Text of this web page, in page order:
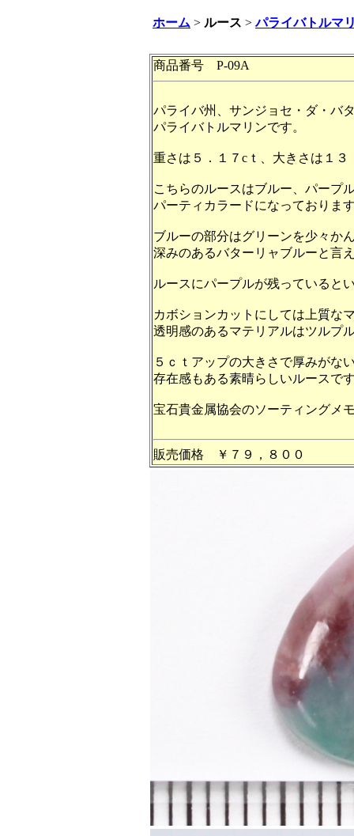
ホーム > ルース > パライバトルマ
商品番号 P-09A
パライバ州、サンジョセ・ダ・バ
パライバトルマリンです。
重さは５．１７cｔ、大きさは１
こちらのルースはブルー、パープ
パーティカラードになっておりま
ブルーの部分はグリーンを少々か
深みのあるバターリャブルーと言
ルースにパープルが残っていると
カボションカットにしては上質な
透明感のあるマテリアルはツルプ
５ｃｔアップの大きさで厚みがな
存在感もある素晴らしいルースで
宝石貴金属協会のソーティングメ
販売価格 ￥７９，８００